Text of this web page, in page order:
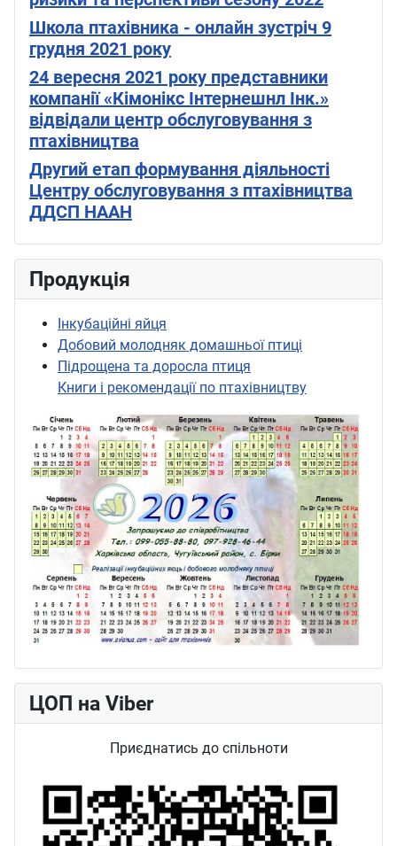
Школа птахівника - онлайн зустріч 9
грудня 2021 року
24 вересня 2021 року представники
компанії «Кімонікс Інтернешнл Інк.»
відвідали центр обслуговування з
птахівництва
Другий етап формування діяльності
Центру обслуговування з птахівництва
ДДСП НААН
Продукція
Інкубаційні яйця
Добовий молодняк домашньої птиці
Підрощена та доросла птиця
Книги і рекомендації по птахівництву
ЦОП на Viber
Приєднатись до спільноти